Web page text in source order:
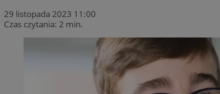
29 listopada 2023 11:00
Czas czytania: 2 min.